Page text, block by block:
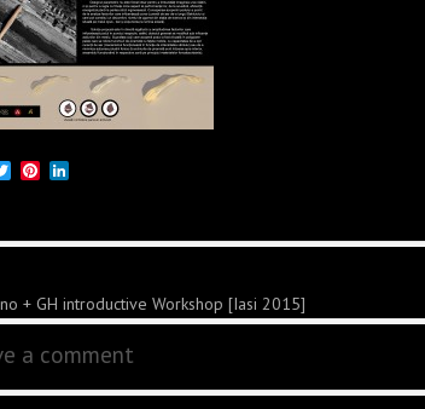
TwitterPinterest
+ GH introductive Workshop [Iasi 2015]
a comment